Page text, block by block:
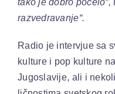
razvedravanje“.
Radio je intervjue sa
kulture i pop kulture
Jugoslavije, ali i